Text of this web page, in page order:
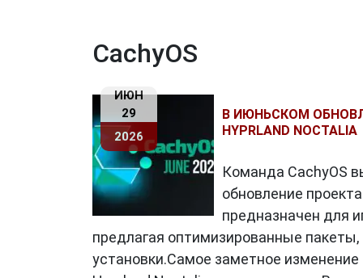
CachyOS
ИЮН
29
2026
В ИЮНЬСКОМ
HYPRLAND NOCTALIA
Команда CachyOS
обновление
предназначен для
предлагая оптимизированные
установки.Самое заметное